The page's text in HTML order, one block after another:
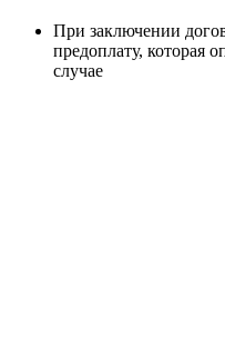
При заключении
предоплату, которая
случае